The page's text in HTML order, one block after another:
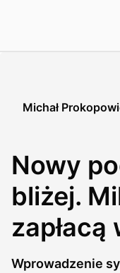
Michał
Nowy
bliżej.
zapłacą
Wprowadzenie